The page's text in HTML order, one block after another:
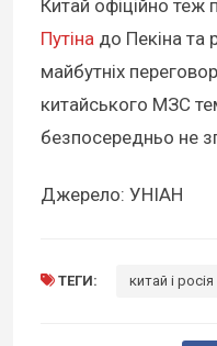
Китай офіційно теж
Путіна до Пекіна та
майбутніх
китайського МЗС
безпосередньо не
Джерело: УНІАН
ТЕГИ: китай і росія